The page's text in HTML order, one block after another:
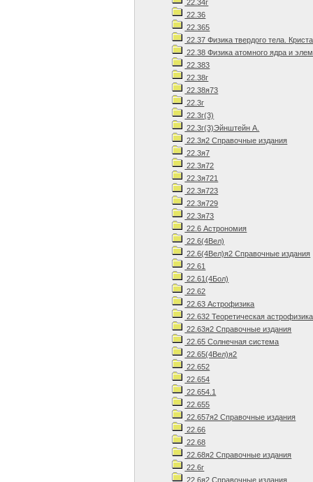
22.34г
22.36
22.365
22.37 Физика твердого тела.
22.38 Физика атомного ядра и
22.383
22.38г
22.38я73
22.3г
22.3г(3)
22.3г(3)Эйнштейн А.
22.3я2 Справочные издания
22.3я7
22.3я72
22.3я721
22.3я723
22.3я729
22.3я73
22.6 Астрономия
22.6(4Вел)
22.6(4Вел)я2 Справочные издания
22.61
22.61(4Бол)
22.62
22.63 Астрофизика
22.632 Теоретическая астрофизика
22.63я2 Справочные издания
22.65 Солнечная система
22.65(4Вел)я2
22.652
22.654
22.654.1
22.655
22.657я2 Справочные издания
22.66
22.68
22.68я2 Справочные издания
22.6г
22.6я2 Справочные издания